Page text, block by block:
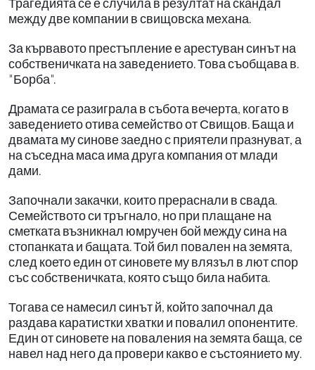
Трагедията се е случила в резултат на скандал
между две компании в свищовска механа.
За кървавото престъпление е арестуван синът на
собственичката на заведението. Това съобщава в.
"Борба".
Драмата се разиграла в събота вечерта, когато в
заведението отива семейство от Свищов. Баща и
двамата му синове заедно с приятели празнуват, а
на съседна маса има друга компания от млади
дами.
Започнали закачки, които прераснали в свада.
Семейството си тръгнало, но при плащане на
сметката възникнал юмручен бой между сина на
стопанката и бащата. Той бил повален на земята,
след което един от синовете му влязъл в лют спор
със собственичката, която също била набита.
Тогава се намесил синът й, който започнал да
раздава каратистки хватки и повалил опонентите.
Един от синовете на поваления на земята баща, се
навел над него да провери какво е състоянието му.